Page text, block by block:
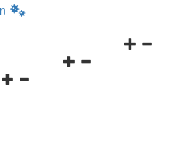
Navigationsmenü
Navigationsmenü